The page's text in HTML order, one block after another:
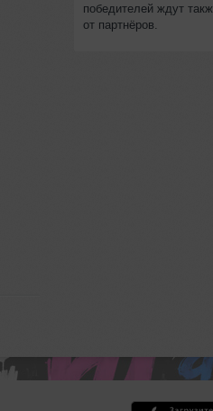
победителей ждут
от партнёров.